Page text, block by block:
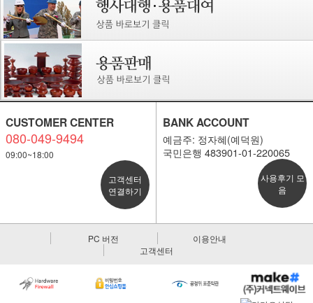
CUSTOMER CENTER
080-049-9494
09:00~18:00
고객센터
연결하기
BANK ACCOUNT
예금주: 정자혜(예덕원)
국민은행 483901-01-220065
사용후기 모
음
PC 버전
이용안내
고객센터